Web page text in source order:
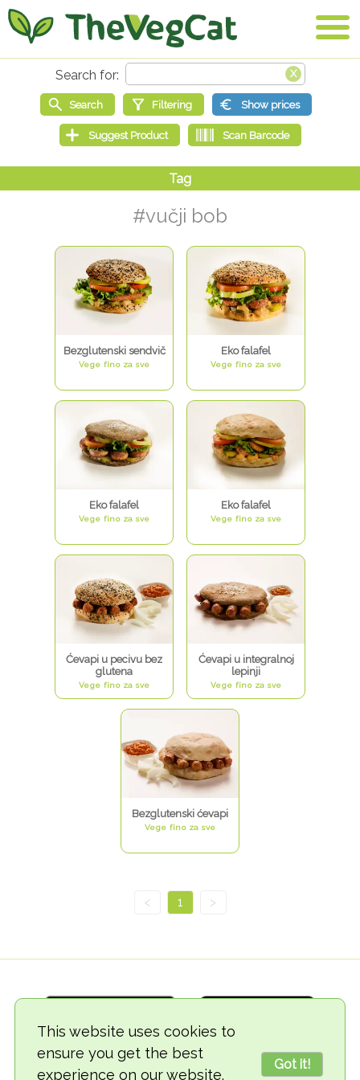
This website uses cookies to
ensure you get the best
experience on our website.
Got it!
#vučji bob
Bezglutenski sendvič
Vege fino za sve
Eko falafel
Vege fino za sve
Eko falafel
Vege fino za sve
Eko falafel
Vege fino za sve
Ćevapi u pecivu bez
glutena
Vege fino za sve
Ćevapi u integralnoj
lepinji
Vege fino za sve
Bezglutenski ćevapi
Vege fino za sve
< 1 >
© 2018-2026 TheVegCat